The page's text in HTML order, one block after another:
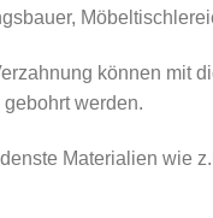
können mit
werden.
Materialien wie